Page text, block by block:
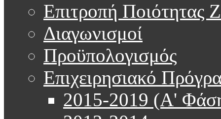
Επιτροπή Ποιότητας
Διαγωνισμοί
Προϋπολογισμός
Επιχειρησιακό
2015-2019 (Α'